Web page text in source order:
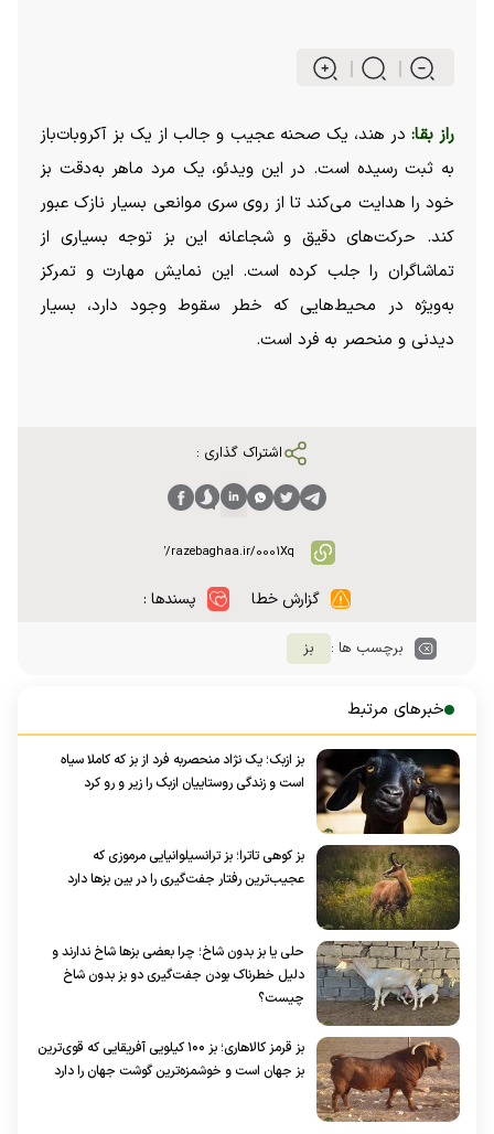
راز بقا: در هند، یک صحنه عجیب و جالب از یک بز آکروبات‌باز
به ثبت رسیده است. در این ویدئو، یک مرد ماهر به‌دقت بز
خود را هدایت می‌کند تا از روی سری موانعی بسیار نازک عبور
کند. حرکت‌های دقیق و شجاعانه این بز توجه بسیاری از
تماشاگران را جلب کرده است. این نمایش مهارت و تمرکز
به‌ویژه در محیط‌هایی که خطر سقوط وجود دارد، بسیار
دیدنی و منحصر به فرد است.
اشتراک گذاری :
گزارش خطا پسندها :
برچسب ها : بز
خبرهای مرتبط
بز ازبک؛ یک نژاد منحصر‌به فرد از بز که کاملا سیاه
است و زندگی روستاییان ازبک را زیر و رو کرد
بز کوهی تاترا؛ بز ترانسیلوانیایی مرموزی که
عجیب‌ترین رفتار جفت‌گیری را در بین بز‌ها دارد
حلی یا بز بدون شاخ؛ چرا بعضی بز‌ها شاخ ندارند و
دلیل خطرناک بودن جفت‌گیری دو بز بدون شاخ
چیست؟
بز قرمز کالاهاری؛ بز ۱۰۰ کیلویی آفریقایی که قوی‌ترین
بز جهان است و خوشمزه‌ترین گوشت جهان را دارد